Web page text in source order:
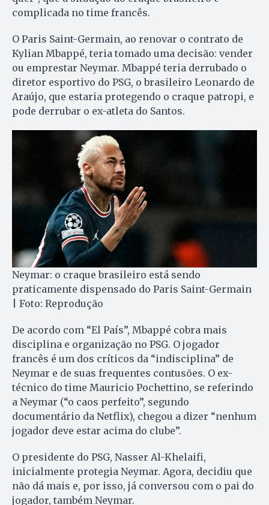
complicada no time francês.
O Paris Saint-Germain, ao renovar o contrato de
Kylian Mbappé, teria tomado uma decisão: vender
ou emprestar Neymar. Mbappé teria derrubado o
diretor esportivo do PSG, o brasileiro Leonardo de
Araújo, que estaria protegendo o craque patropi, e
pode derrubar o ex-atleta do Santos.
Neymar: o craque brasileiro está sendo
praticamente dispensado do Paris Saint-Germain
| Foto: Reprodução
De acordo com “El País”, Mbappé cobra mais
disciplina e organização no PSG. O jogador
francês é um dos críticos da “indisciplina” de
Neymar e de suas frequentes contusões. O ex-
técnico do time Mauricio Pochettino, se referindo
a Neymar (“o caos perfeito”, segundo
documentário da Netflix), chegou a dizer “nenhum
jogador deve estar acima do clube”.
O presidente do PSG, Nasser Al-Khelaifi,
inicialmente protegia Neymar. Agora, decidiu que
não dá mais e, por isso, já conversou com o pai do
jogador, também Neymar.